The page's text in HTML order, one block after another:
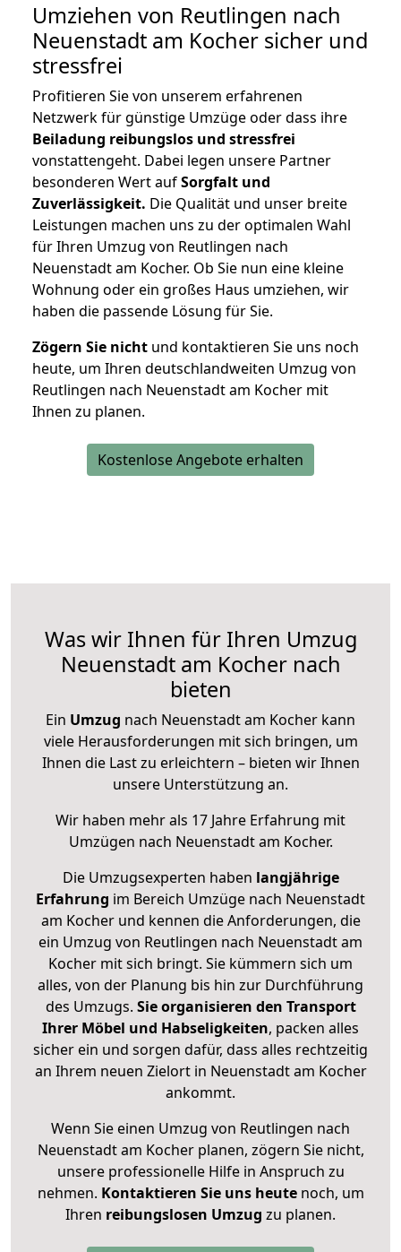
Umziehen von Reutlingen nach
Neuenstadt am Kocher sicher und
stressfrei
Profitieren Sie von unserem erfahrenen
Netzwerk für günstige Umzüge oder dass ihre
Beiladung reibungslos und stressfrei
vonstattengeht. Dabei legen unsere Partner
besonderen Wert aufSorgfalt und
Zuverlässigkeit. Die Qualität und unser breite
Leistungen machen uns zu der optimalen Wahl
für Ihren Umzug von Reutlingen nach
Neuenstadt am Kocher. Ob Sie nun eine kleine
Wohnung oder ein großes Haus umziehen, wir
haben die passende Lösung für Sie.
Zögern Sie nicht und kontaktieren Sie uns noch
heute, um Ihren deutschlandweiten Umzug von
Reutlingen nach Neuenstadt am Kocher mit
Ihnen zu planen.
Kostenlose Angebote erhalten
Was wir Ihnen für Ihren Umzug
Neuenstadt am Kocher nach
bieten
Ein Umzug nach Neuenstadt am Kocher kann
viele Herausforderungen mit sich bringen, um
Ihnen die Last zu erleichtern – bieten wir Ihnen
unsere Unterstützung an.
Wir haben mehr als 17 Jahre Erfahrung mit
Umzügen nach Neuenstadt am Kocher.
Die Umzugsexperten haben langjährige
Erfahrung im Bereich Umzüge nach Neuenstadt
am Kocher und kennen die Anforderungen, die
ein Umzug von Reutlingen nach Neuenstadt am
Kocher mit sich bringt. Sie kümmern sich um
alles, von der Planung bis hin zur Durchführung
des Umzugs. Sie organisieren den Transport
Ihrer Möbel und Habseligkeiten, packen alles
sicher ein und sorgen dafür, dass alles rechtzeitig
an Ihrem neuen Zielort in Neuenstadt am Kocher
ankommt.
Wenn Sie einen Umzug von Reutlingen nach
Neuenstadt am Kocher planen, zögern Sie nicht,
unsere professionelle Hilfe in Anspruch zu
nehmen. Kontaktieren Sie uns heutenoch, um
Ihren reibungslosen Umzug zu planen.